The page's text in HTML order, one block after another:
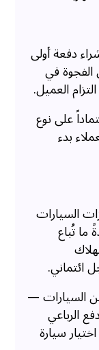
دفعة أولى
الفجوة في
العميل.
على نوع
بدء
السيارات
ما تُباع
ائتماني.
السيارات —
الرباعي
سيارة